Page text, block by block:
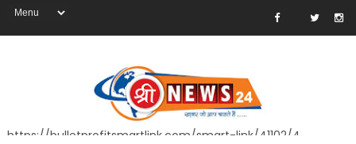
https://bulletprofitsmartlink.com/smart-link/41102/4